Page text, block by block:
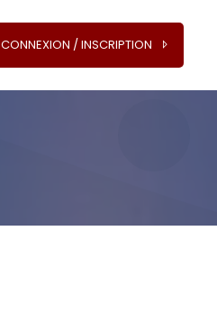
CONNEXION / INSCRIPTION